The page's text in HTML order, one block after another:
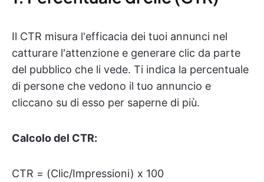
Il CTR misura l'efficacia dei tuoi annunci nel
catturare l'attenzione e generare clic da parte
del pubblico che li vede. Ti indica la percentuale
di persone che vedono il tuo annuncio e
cliccano su di esso per saperne di più.
Calcolo del CTR:
CTR = (Clic/Impressioni) x 100